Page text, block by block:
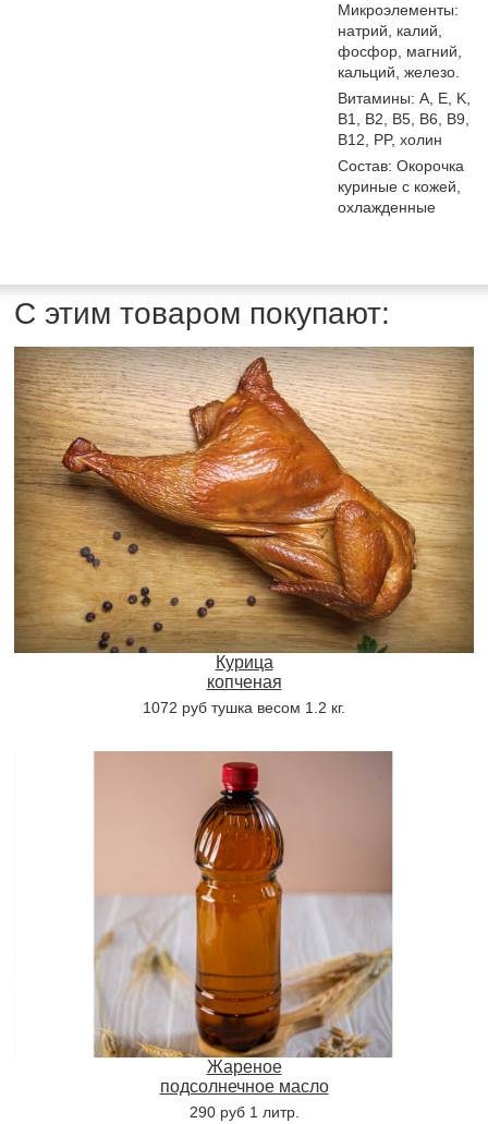
Микроэлементы:
натрий, калий,
фосфор, магний,
кальций, железо.
Витамины: A, E, K,
В1, B2, B5, B6, B9,
B12, PP, холин
Состав: Окорочка
куриные с кожей,
охлажденные
С этим товаром покупают:
Курица
копченая
1072 руб тушка весом 1.2 кг.
Жареное
подсолнечное масло
290 руб 1 литр.